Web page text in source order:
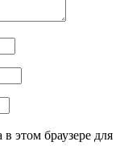
этом браузере для